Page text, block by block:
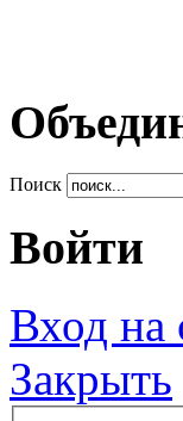
Поиск
Войти
Вход на
Закрыть